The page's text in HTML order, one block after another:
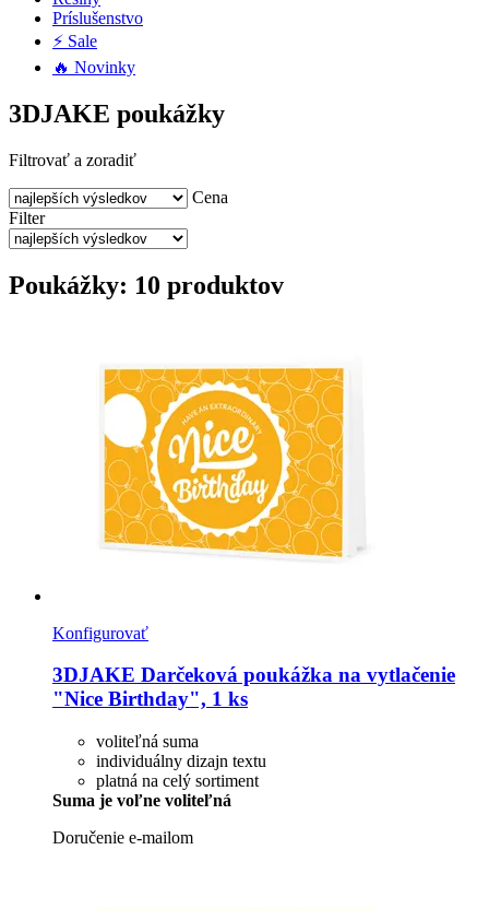
Príslušenstvo
⚡ Sale
🔥 Novinky
3DJAKE poukážky
Filtrovať a zoradiť
Cena
Filter
Poukážky: 10 produktov
Konfigurovať
3DJAKE Darčeková poukážka na vytlačenie
"Nice Birthday", 1 ks
voliteľná suma
individuálny dizajn textu
platná na celý sortiment
Suma je voľne voliteľná
Doručenie e-mailom